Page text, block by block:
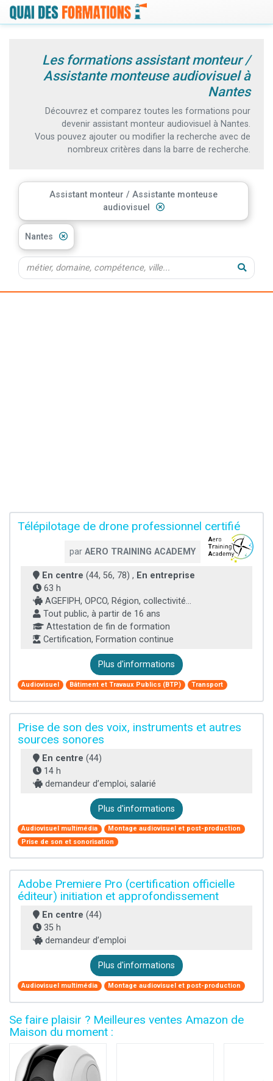
Les formations assistant monteur /
Assistante monteuse audiovisuel à
Nantes
Découvrez et comparez toutes les formations pour
devenir assistant monteur audiovisuel à Nantes.
Vous pouvez ajouter ou modifier la recherche avec de
nombreux critères dans la barre de recherche.
Assistant monteur / Assistante monteuse
audiovisuel
Nantes
Télépilotage de drone professionnel certifié
par AERO TRAINING ACADEMY
En centre (44, 56, 78) , En entreprise
63 h
AGEFIPH, OPCO, Région, collectivité...
Tout public, à partir de 16 ans
Attestation de fin de formation
Certification, Formation continue
Plus d'informations
Audiovisuel Bâtiment et Travaux Publics (BTP) Transport
Prise de son des voix, instruments et autres
sources sonores
En centre (44)
14 h
demandeur d’emploi, salarié
Plus d'informations
Audiovisuel multimédia
Montage audiovisuel et post-production
Prise de son et sonorisation
Adobe Premiere Pro (certification officielle
éditeur) initiation et approfondissement
En centre (44)
35 h
demandeur d’emploi
Plus d'informations
Audiovisuel multimédia Montage audiovisuel et post-production
Se faire plaisir ? Meilleures ventes Amazon de
Maison du moment :